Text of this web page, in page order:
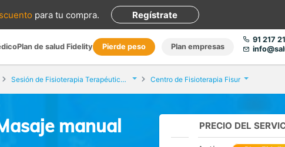
para tu compra. Regístrate
Plan de salud Fidelity Pierde peso Plan empresas
91 217
Sesión de Fisioterapia Terapéutica. Masaje manual Centro de Fisioterapia Fisur
manual PRECIO DEL